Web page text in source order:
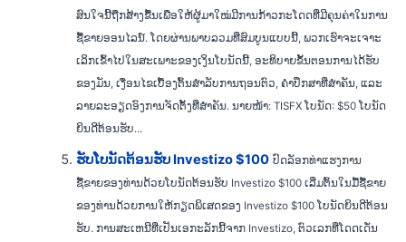
ສົນໃຈນີ້ຖືກສ້າງຂື້ນເພື່ອໃຫ້ຜູ້ມາໃໝ່ມີການກ້າວກະໂດດທີ່ມີຄຸນຄ່າໃນການ
ຊື້ຂາຍອອນໄລນ໌. ໂດຍຜ່ານພາບລວມທີ່ສົມບູນແບບນີ້, ພວກເຮົາຈະເຈາະ
ເລິກເຂົ້າໄປໃນສະເພາະຂອງເງິນໂບນັດນີ້, ອະທິບາຍຂັ້ນຕອນການໄດ້ຮັບ
ຂອງມັນ, ເງື່ອນໄຂເບື້ອງຕົ້ນສໍາລັບການຖອນຕົວ, ຄໍາປຶກສາທີ່ສໍາຄັນ, ແລະ
ລາຍລະອຽດອົງການຈັດຕັ້ງທີ່ສໍາຄັນ. ນາຍໜ້າ: TISFX ໂບນັດ: $50 ໂບນັດ
ຍິນດີຕ້ອນຮັບ...
ຮັບໂບນັດຕ້ອນຮັບ Investizo $100 ປົດລັອກທ່າແຮງການ
ຊື້ຂາຍຂອງທ່ານດ້ວຍໂບນັດຕ້ອນຮັບ Investizo $100 ເລີ່ມຕົ້ນໃນມື້ຊື້ຂາຍ
ຂອງທ່ານດ້ວຍການໃຫ້ກຽດພິເສດຂອງ Investizo $100 ໂບນັດຍິນດີຕ້ອນ
ຮັບ. ການສະເຫນີທີ່ເປັນເອກະລັກນີ້ຈາກ Investizo, ຕົວເລກທີ່ໂດດເດັ່ນ